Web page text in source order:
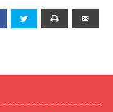
Facebook Twitter